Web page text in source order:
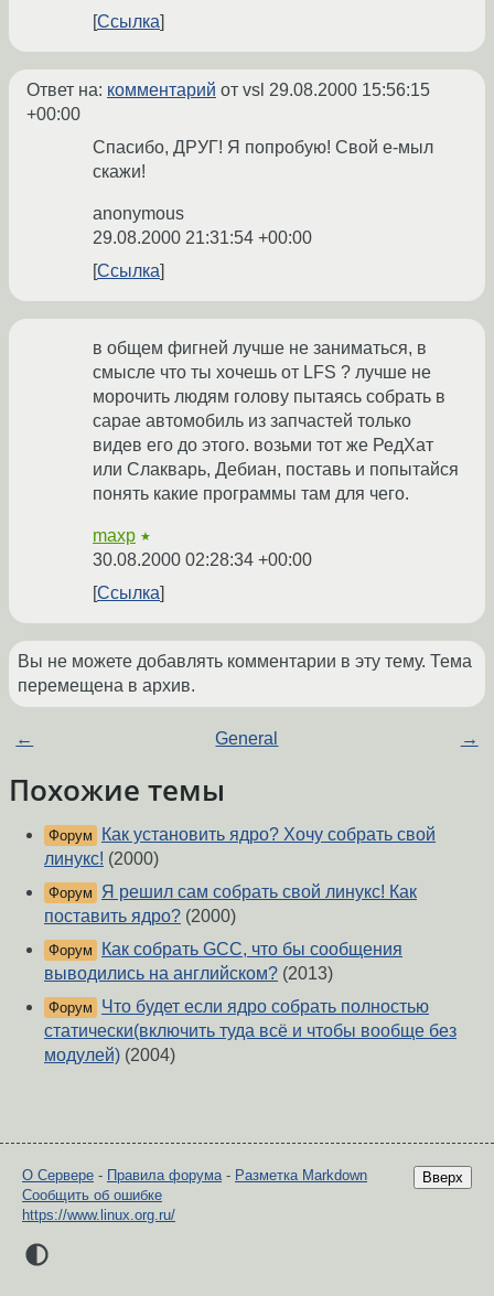
Ссылка
Ответ на: комментарий от vsl 29.08.2000 15:56:15
+00:00
Спасибо, ДРУГ! Я попробую! Свой е-мыл
скажи!
anonymous
29.08.2000 21:31:54 +00:00
Ссылка
в общем фигней лучше не заниматься, в
смысле что ты хочешь от LFS ? лучше не
морочить людям голову пытаясь собрать в
сарае автомобиль из запчастей только
видев его до этого. возьми тот же РедХат
или Слакварь, Дебиан, поставь и попытайся
понять какие программы там для чего.
maxp ★
30.08.2000 02:28:34 +00:00
Ссылка
Вы не можете добавлять комментарии в эту тему. Тема
перемещена в архив.
← General →
Похожие темы
Форум
Как установить ядро? Хочу собрать свой
линукс! (2000)
Форум
Я решил сам собрать свой линукс! Как
поставить ядро? (2000)
Форум
Как собрать GCC, что бы сообщения
выводились на английском? (2013)
Форум
Что будет если ядро собрать полностью
статически(включить туда всё и чтобы вообще без
модулей) (2004)
Вверх
О Сервере - Правила форума- Разметка Markdown
Сообщить об ошибке
https://www.linux.org.ru/